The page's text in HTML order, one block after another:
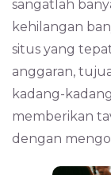
sangatlah
kehilangan
situs yang
anggaran,
kadang-
memberikan
dengan